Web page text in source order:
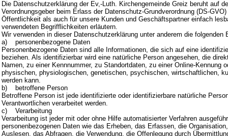
Die Datenschutzerklärung der Ev,-Luth. Kirchengemeinde Greiz beruht auf
Verordnungsgeber beim Erlass der Datenschutz-Grundverordnung (DS-
Öffentlichkeit als auch für unsere Kunden und Geschäftspartner einfach
verwendeten Begrifflichkeiten erläutern.
Wir verwenden in dieser Datenschutzerklärung unter anderem die folgenden
a) personenbezogene Daten
Personenbezogene Daten sind alle Informationen, die sich auf eine
beziehen. Als identifizierbar wird eine natürliche Person angesehen, die
Namen, zu einer Kennnummer, zu Standortdaten, zu einer Online-
physischen, physiologischen, genetischen, psychischen, wirtschaftlichen,
werden kann.
b) betroffene Person
Betroffene Person ist jede identifizierte oder identifizierbare natürliche
Verantwortlichen verarbeitet werden.
c) Verarbeitung
Verarbeitung ist jeder mit oder ohne Hilfe automatisierter Verfahren
personenbezogenen Daten wie das Erheben, das Erfassen, die
Auslesen, das Abfragen, die Verwendung, die Offenlegung durch